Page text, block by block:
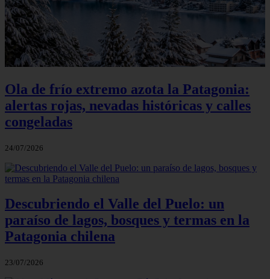
Ola de frío extremo azota la Patagonia:
alertas rojas, nevadas históricas y calles
congeladas
24/07/2026
Descubriendo el Valle del Puelo: un
paraíso de lagos, bosques y termas en la
Patagonia chilena
23/07/2026